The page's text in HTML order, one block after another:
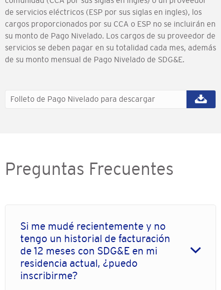
de servicios eléctricos (ESP por sus siglas en ingles), los
cargos proporcionados por su CCA o ESP no se incluirán en
su monto de Pago Nivelado. Los cargos de su proveedor de
servicios se deben pagar en su totalidad cada mes, además
de su monto mensual de Pago Nivelado de SDG&E.
Folleto de Pago Nivelado para descargar
Preguntas Frecuentes
Si me mudé recientemente y no
tengo un historial de facturación
de 12 meses con SDG&E en mi
residencia actual, ¿puedo
inscribirme?